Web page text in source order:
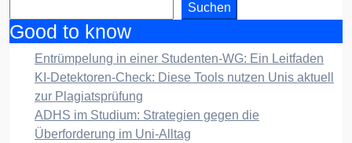
Suchen
Good to know
Entrümpelung in einer Studenten-WG: Ein Leitfaden
KI-Detektoren-Check: Diese Tools nutzen Unis aktuell
zur Plagiatsprüfung
ADHS im Studium: Strategien gegen die
Überforderung im Uni-Alltag